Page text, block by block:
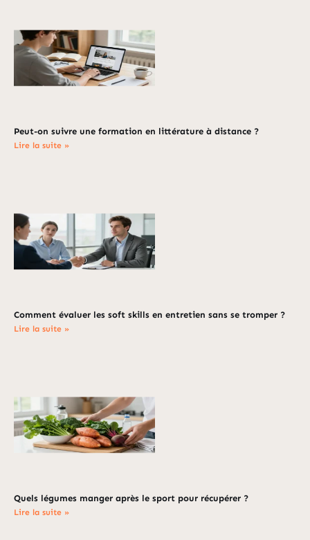
Peut-on suivre une formation en littérature à distance ?
Lire la suite »
Comment évaluer les soft skills en entretien sans se tromper ?
Lire la suite »
Quels légumes manger après le sport pour récupérer ?
Lire la suite »